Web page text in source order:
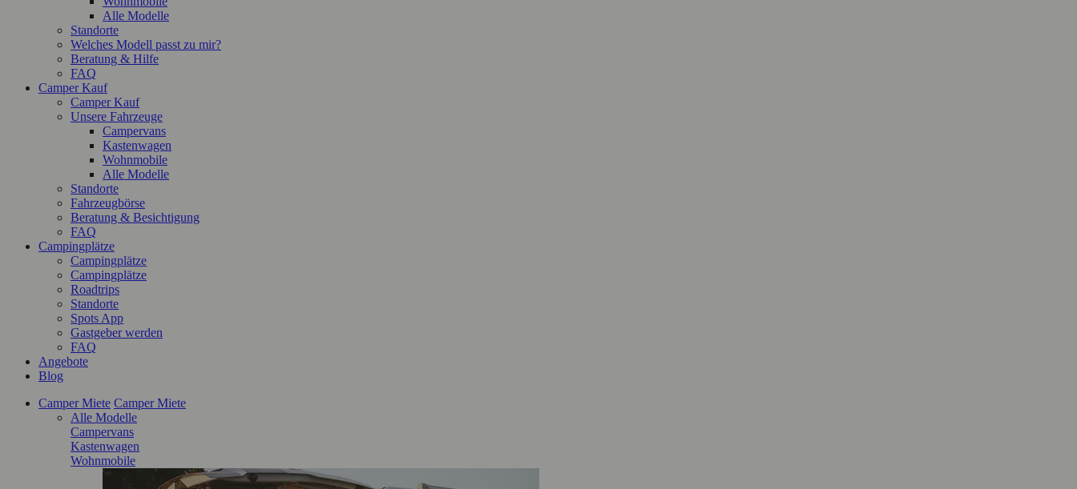
Alle Modelle
Standorte
Welches Modell passt zu mir?
Beratung & Hilfe
FAQ
Camper Kauf
Camper Kauf
Unsere Fahrzeuge
Campervans
Kastenwagen
Wohnmobile
Alle Modelle
Standorte
Fahrzeugbörse
Beratung & Besichtigung
FAQ
Campingplätze
Campingplätze
Campingplätze
Roadtrips
Standorte
Spots App
Gastgeber werden
FAQ
Angebote
Blog
Camper Miete Camper Miete
Alle Modelle
Campervans
Kastenwagen
Wohnmobile